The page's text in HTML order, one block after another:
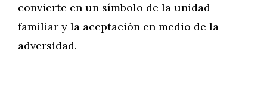
convierte en un símbolo de la unidad
familiar y la aceptación en medio de la
adversidad.